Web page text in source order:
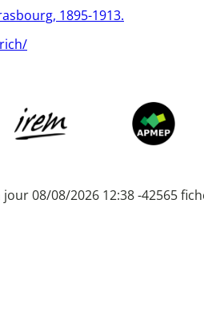
1895-1913.
jour 08/08/2026 12:38 -42565